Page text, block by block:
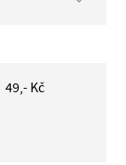
49,- Kč